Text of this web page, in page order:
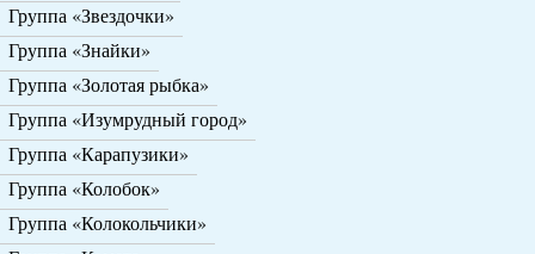
Группа «Звездочки»
Группа «Знайки»
Группа «Золотая рыбка»
Группа «Изумрудный город»
Группа «Карапузики»
Группа «Колобок»
Группа «Колокольчики»